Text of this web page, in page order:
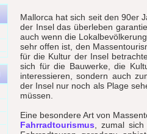
Mallorca hat sich seit den 90er
der Insel das überleben
auch wenn die
sehr offen ist, den
für die Kultur der Insel
sich für die Bauwerke, die
interessieren, sondern auch
der Insel nur noch als Plage
müssen.
Eine besondere Art von
Fahrradtourismus , zumal